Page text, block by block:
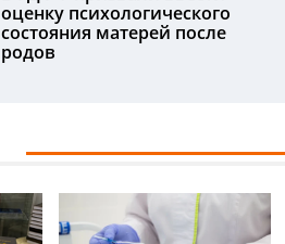
оценку психологического
состояния матерей после
родов